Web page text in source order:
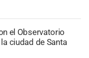
el Observatorio
ciudad de Santa